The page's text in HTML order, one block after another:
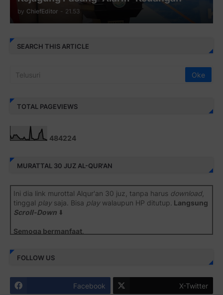
by ChiefEditor - 21.53
SEARCH THIS ARTICLE
TOTAL PAGEVIEWS
484224
MURATTAL 30 JUZ AL-QUR'AN
Ini dia link murottal Alqur'an 30 juz, tanpa harus download,
tinggal playsaja. Bisa playwalaupun HP ditutup. Langsung
Scroll-Down ⬇️
Semoga bermanfaat
Juz 1 ⇨
Juz 3 ⇨ http://j.mp/2bFSrtF
FOLLOW US
Facebook X-Twitter